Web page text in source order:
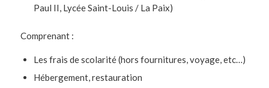
Paul II, Lycée Saint-Louis / La Paix)
Comprenant :
Les frais de scolarité (hors fournitures, voyage, etc…)
Hébergement, restauration